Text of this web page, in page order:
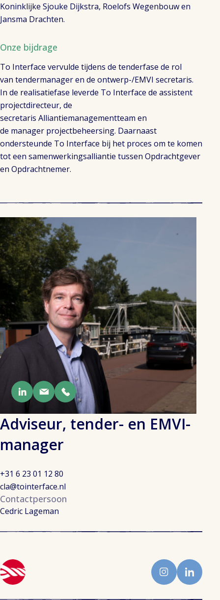
Koninklijke Sjouke Dijkstra, Roelofs Wegenbouw en
Jansma Drachten.
Onze bijdrage
To Interface vervulde tijdens de tenderfase de rol
van tendermanager en de ontwerp-/EMVI secretaris.
In de realisatiefase leverde To Interface de assistent
projectdirecteur, de
secretaris Alliantiemanagementteam en
de manager projectbeheersing. Daarnaast
ondersteunde To Interface bij het proces om te komen
tot een samenwerkingsalliantie tussen Opdrachtgever
en Opdrachtnemer.
Adviseur, tender- en EMVI-
manager
+31 6 23 01 12 80
cla@tointerface.nl
Contactpersoon
Cedric Lageman